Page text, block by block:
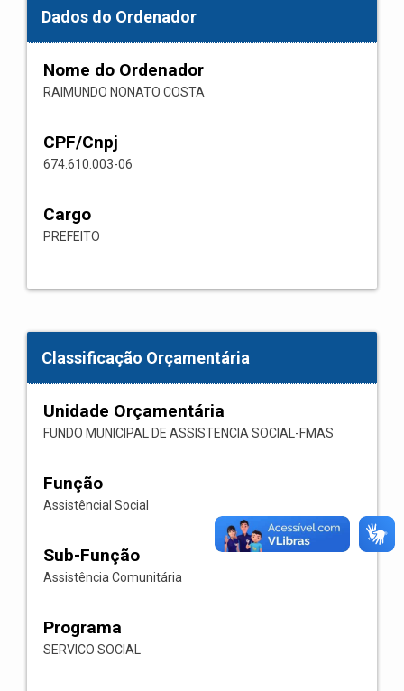
Dados do Ordenador
Nome do Ordenador
RAIMUNDO NONATO COSTA
CPF/Cnpj
674.610.003-06
Cargo
PREFEITO
Classificação Orçamentária
Unidade Orçamentária
FUNDO MUNICIPAL DE ASSISTENCIA SOCIAL-FMAS
Função
Assistêncial Social
Sub-Função
Assistência Comunitária
Programa
SERVICO SOCIAL